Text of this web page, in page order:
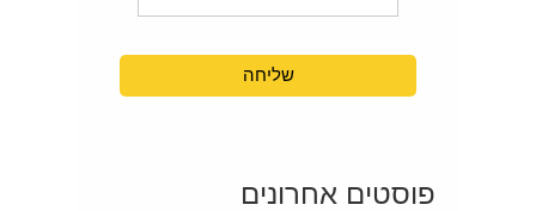
פוסטים אחרונים